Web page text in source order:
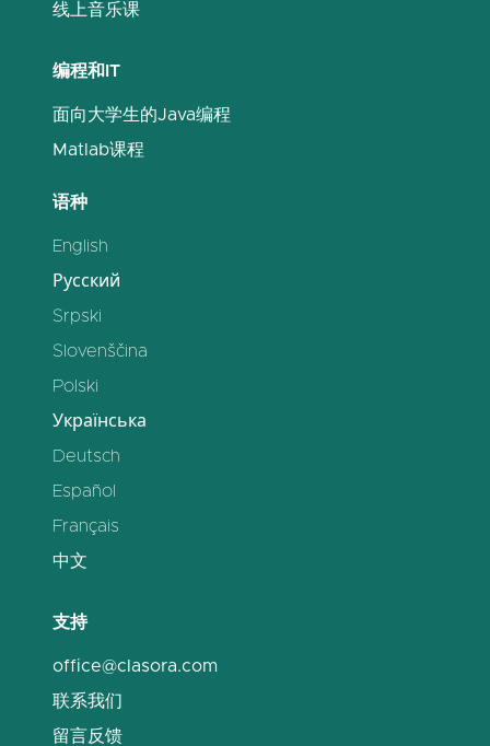
线上音乐课
编程和IT
面向大学生的Java编程
Matlab课程
语种
English
Русский
Srpski
Slovenščina
Polski
Українська
Deutsch
Español
Français
中文
支持
office@clasora.com
联系我们
留言反馈